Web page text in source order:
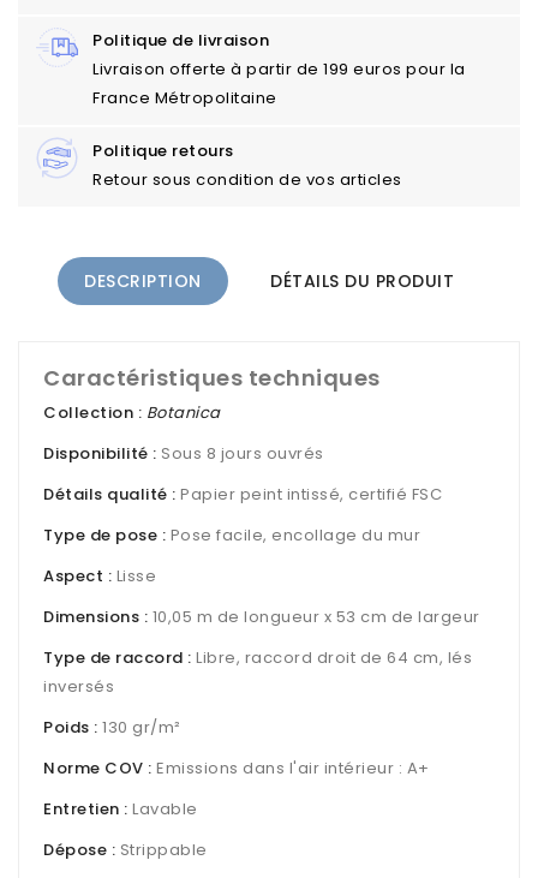
Politique de livraison
Livraison offerte à partir de 199 euros pour la
France Métropolitaine
Politique retours
Retour sous condition de vos articles
DESCRIPTION DÉTAILS DU PRODUIT
Caractéristiques techniques
Collection : Botanica
Disponibilité : Sous 8 jours ouvrés
Détails qualité : Papier peint intissé, certifié FSC
Type de pose : Pose facile, encollage du mur
Aspect : Lisse
Dimensions : 10,05 m de longueur x 53 cm de largeur
Type de raccord : Libre, raccord droit de 64 cm, lés
inversés
Poids : 130 gr/m²
Norme COV : Emissions dans l'air intérieur : A+
Entretien : Lavable
Dépose : Strippable